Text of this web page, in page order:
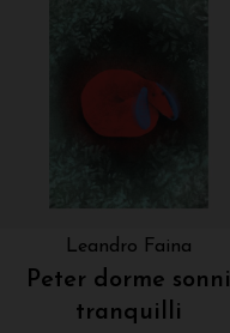
Leandro Faina
Peter dorme sonni
tranquilli